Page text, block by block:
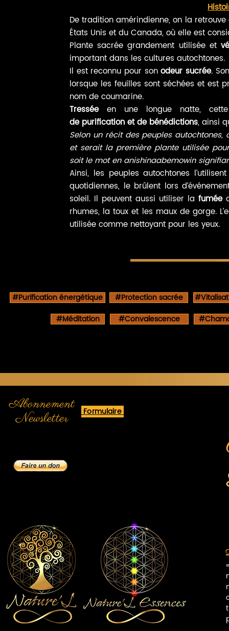
De tradition amérindienne, on la
États Unis et du Canada, où elle est
Plante sacrée grandement utilisée et
important dans les cultures autochtones.
Il est reconnu pour sonodeur sucrée.
lorsque les feuilles sont séchées et est
nom de coumarine.
Tressée en une longue natte,
de purification et de bénédictions, ainsi
Selon un récit des peuples
et serait la première plante utilisée
soit le mot en anishinaabemowin
Ainsi, les peuples autochtones
quotidiennes, le brûlent lors
soleil. Il peuvent aussi utiliser la fumée
rhumes, la toux et les maux de gorge.
utilisée comme nettoyant pour les yeux.
#Purification énergétique #Protection sacrée
#Méditation
#Convalescence
Abonnement
Newsletter
Formulaire